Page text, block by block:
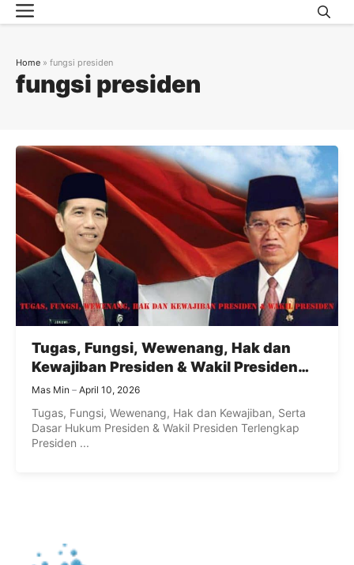
Skip
to
Menu
fungsi presiden
Home » fungsi presiden
Tugas, Fungsi, Wewenang, Hak dan
Kewajiban Presiden & Wakil Presiden
Terlengkap
Mas Min April 10, 2026
Tugas, Fungsi, Wewenang, Hak dan Kewajiban, Serta
Dasar Hukum Presiden & Wakil Presiden Terlengkap
Presiden ...